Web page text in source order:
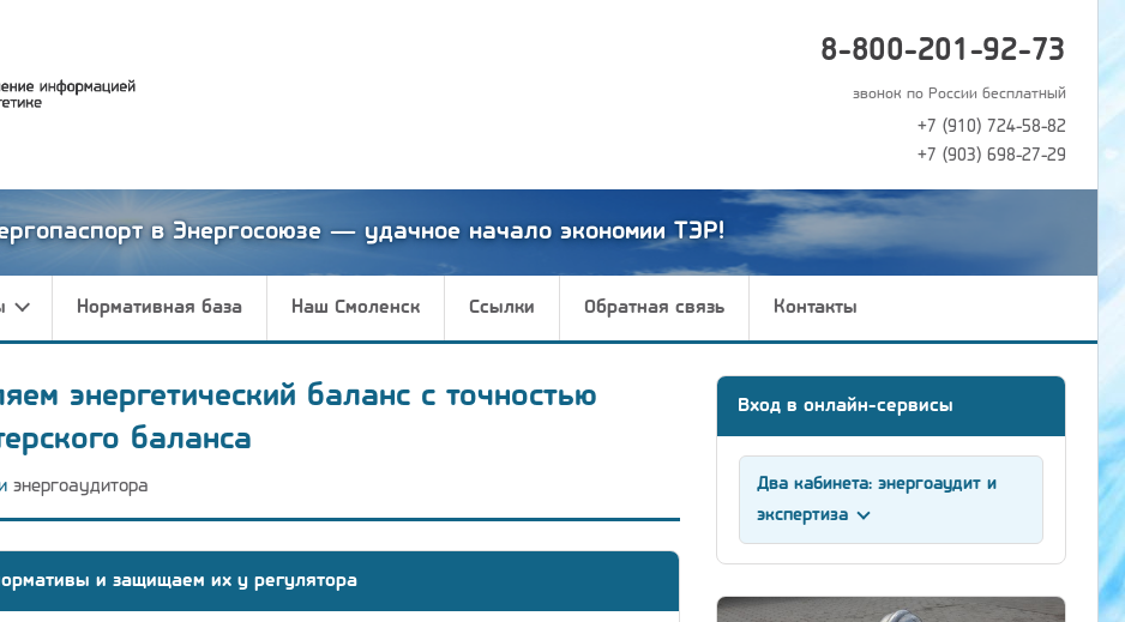
8-800-201-92-73
звонок по России бесплатный
+7 (910) 724-58-82
+7 (903) 698-27-29
в Энергосоюзе — удачное начало экономии ТЭР!
Нормативная база Наш Смоленск Ссылки Обратная связь Контакты
энергетический баланс с точностью
баланса
энергоаудитора
и защищаем их у регулятора
Вход в онлайн-сервисы
Два кабинета: энергоаудит и
экспертиза